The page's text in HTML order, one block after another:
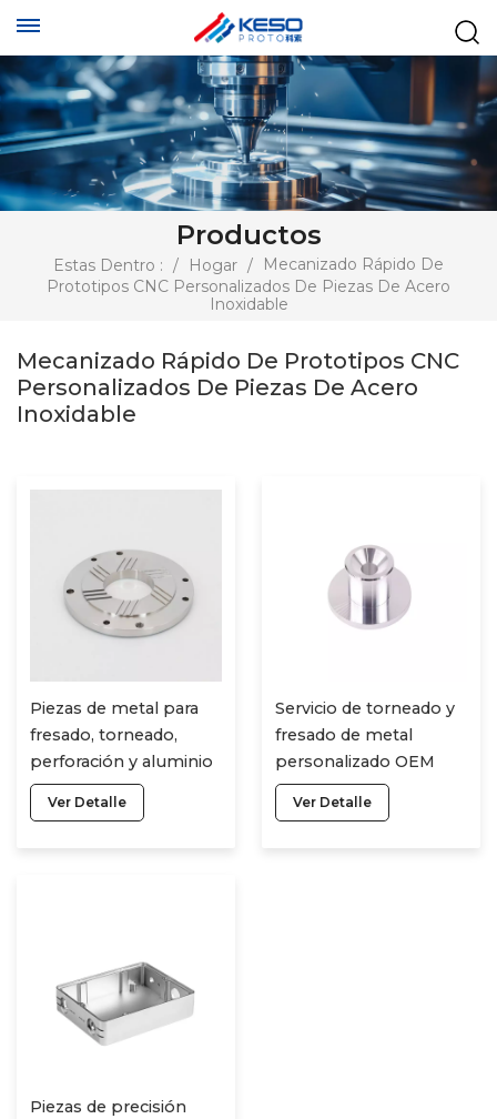
Productos
Estas Dentro : / Hogar /
Mecanizado Rápido De
Prototipos CNC Personalizados De Piezas De Acero
Inoxidable
Mecanizado Rápido De Prototipos CNC
Personalizados De Piezas De Acero
Inoxidable
Piezas de metal para
fresado, torneado,
perforación y aluminio
CNC con certificación
CNC, accesorios y
Ver Detalle
Servicio de torneado y
fresado de metal
personalizado OEM
Acero/aluminio/latón
Cnc
Ver Detalle
Piezas de precisión